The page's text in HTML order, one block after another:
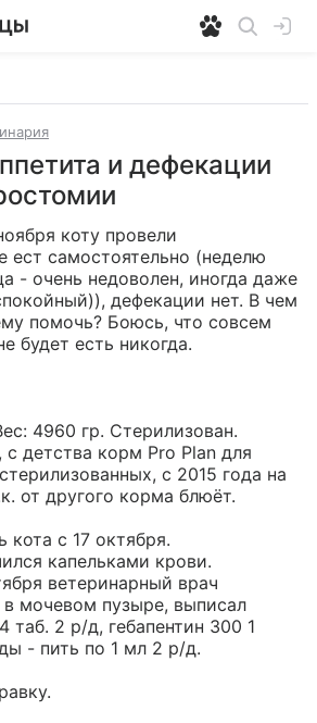
и дефекации
коту провели
ест самостоятельно (неделю
- очень недоволен, иногда даже
дефекации нет. В чем
помочь? Боюсь, что совсем
будет есть никогда.
4960 гр. Стерилизован.
с детства корм Pro Plan для
с 2015 года на
от другого корма блюёт.
кота с 17 октября.
капельками крови.
ветеринарный врач
мочевом пузыре, выписал
таб. 2 р/д, гебапентин 300 1
- пить по 1 мл 2 р/д.